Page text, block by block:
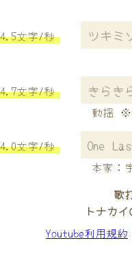
4.5文字/秒 ツキ
4.7文字/秒 きらき
動揺 ※
4.0文字/秒 One
本家：
歌
トナカ
Youtube利用規約